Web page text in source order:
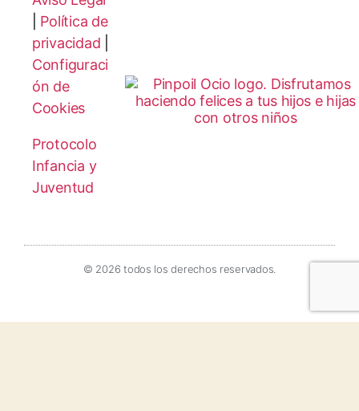
Política de
privacidad
Configuraci
ón de
Cookies
Protocolo
Infancia y
Juventud
© 2026 todos los derechos reservados.